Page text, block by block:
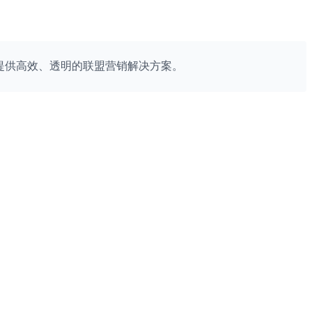
高效、透明的联盟营销解决方案。